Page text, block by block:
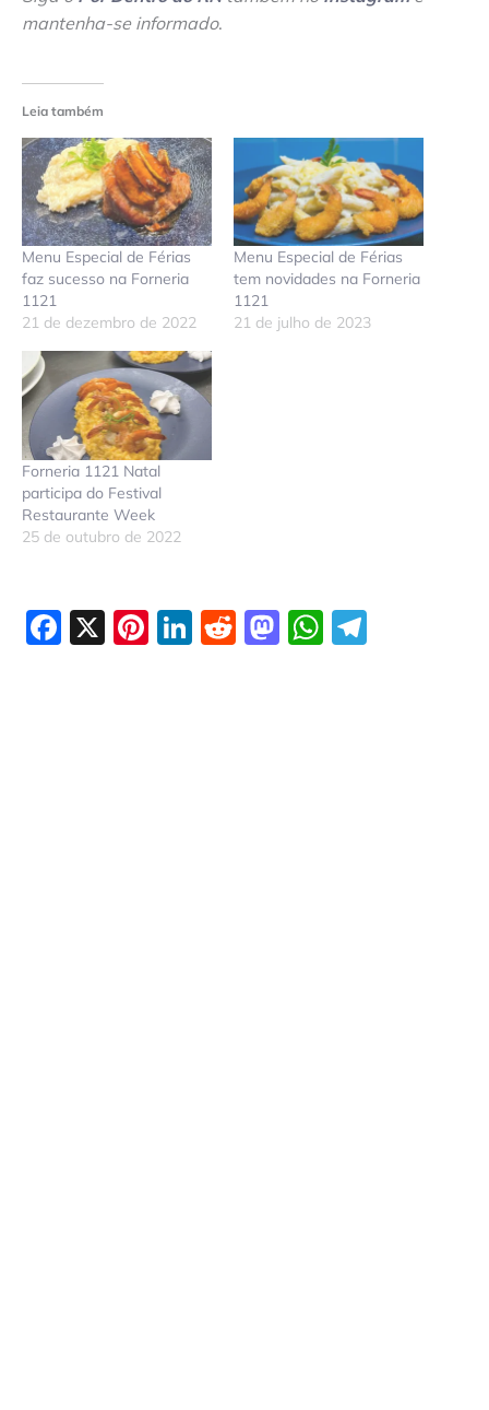
mantenha-se informado.
Leia também
Menu Especial de Férias
faz sucesso na Forneria
1121
21 de dezembro de 2022
Menu Especial de Férias
tem novidades na Forneria
1121
21 de julho de 2023
Forneria 1121 Natal
participa do Festival
Restaurante Week
25 de outubro de 2022
Facebook
X Pinterest
LinkedIn
Reddit
Mastodon